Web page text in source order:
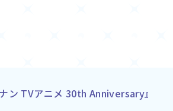
ン TVアニメ 30th Anniversary』